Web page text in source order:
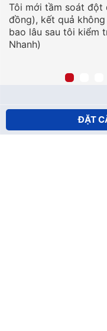
Tôi mới tầm soát đột
đồng), kết quả
bao lâu sau tôi kiểm
Nhanh)
ĐẶT